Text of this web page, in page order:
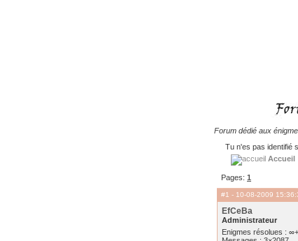
Forum dédié aux
Tu n'es pas identifié
Accueil
Pages: 1
#1 - 10-08-2009
EfCeBa
Administrateur
Enigmes résolues :